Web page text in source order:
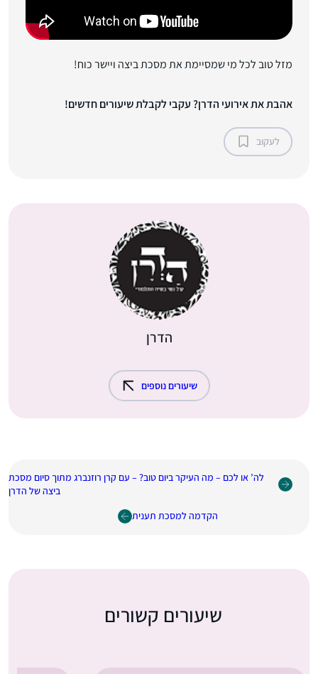
מזל טוב לכל מי שמסיימת את מסכת ביצה ויישר כוח!
אהבת את אירועי הדרן? עקבי לקבלת שיעורים חדשים!
לעקוב
הדרן
שיעורים נוספים
לה’ או לכם – מה העיקר ביום טוב? – עם קרן רוזנברג מתוך סיום מסכת
ביצה של הדרן
הקדמה למסכת תענית
שיעורים קשורים